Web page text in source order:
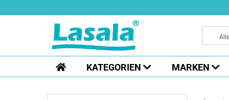
Alle
KATEGORIEN MARKEN